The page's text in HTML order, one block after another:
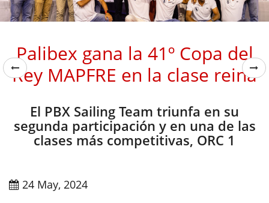
Palibex gana la 41º Copa del
Rey MAPFRE en la clase reina
El PBX Sailing Team triunfa en su
segunda participación y en una de las
clases más competitivas, ORC 1
24 May, 2024